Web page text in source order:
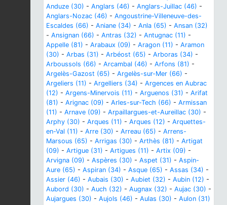
Anduze (30) - Anglars (46) - Anglars-Juillac (46) -
Anglars-Nozac (46) - Angoustrine-Villeneuve-des-
Escaldes (66) - Aniane (34) - Anla (65) - Ansan (32)
- Ansignan (66) - Antras (32) - Antugnac (11) -
Appelle (81) - Arabaux (09) - Aragon (11) - Aramon
(30) - Arbas (31) - Arbéost (65) - Arboras (34) -
Arboussols (66) - Arcambal (46) - Arfons (81) -
Argelès-Gazost (65) - Argelès-sur-Mer (66) -
Argeliers (11) - Argelliers (34) - Argences en Aubrac
(12) - Argens-Minervois (11) - Arguenos (31) - Arifat
(81) - Arignac (09) - Arles-sur-Tech (66) - Armissan
(11) - Arnave (09) - Arpaillargues-et-Aureillac (30) -
Arphy (30) - Arques (11) - Arques (12) - Arquettes-
en-Val (11) - Arre (30) - Arreau (65) - Arrens-
Marsous (65) - Arrigas (30) - Arthès (81) - Artigat
(09) - Artigue (31) - Artigues (11) - Artix (09) -
Arvigna (09) - Aspères (30) - Aspet (31) - Aspin-
Aure (65) - Aspiran (34) - Asque (65) - Assas (34) -
Assier (46) - Aubais (30) - Aubiet (32) - Aubin (12) -
Aubord (30) - Auch (32) - Augnax (32) - Aujac (30) -
Aujargues (30) - Aujols (46) - Aulas (30) - Aulon (31)